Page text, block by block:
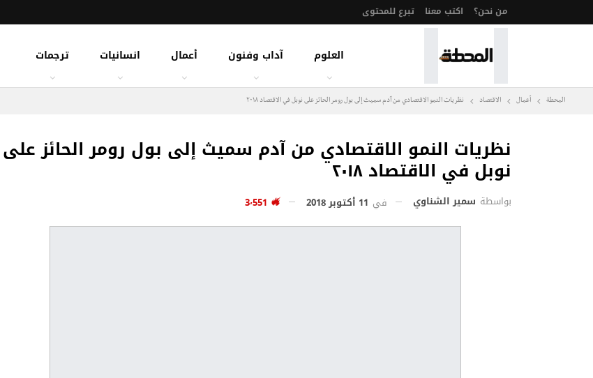
من نحن؟ اكتب معنا تبرع للمحتوى
العلوم آداب وفنون أعمال انسانيات ترجمات
المحطة أعمال الاقتصاد نظريات النمو الاقتصادي من آدم سميث إلى بول رومر الحائز على نوبل في الاقتصاد ٢٠١٨
نظريات النمو الاقتصادي من آدم سميث إلى بول رومر الحائز على
نوبل في الاقتصاد ٢٠١٨
بواسطة سمير الشناوي في 11 أكتوبر 2018